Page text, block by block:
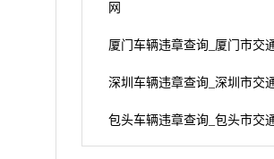
网
厦门车辆违章查询_厦门市交
深圳车辆违章查询_深圳市交
包头车辆违章查询_包头市交